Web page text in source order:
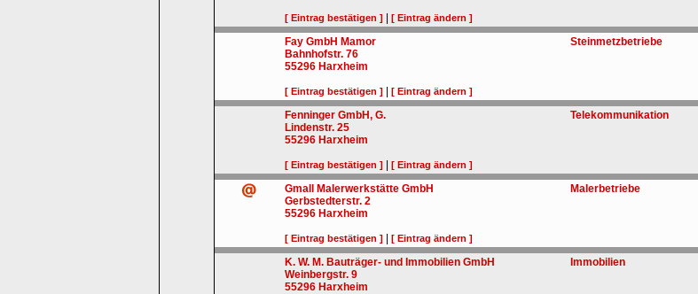
[ Eintrag bestätigen ] [ Eintrag ändern ]
Fay GmbH Mamor
Bahnhofstr. 76
55296 Harxheim
[ Eintrag bestätigen ] [ Eintrag ändern ]
Steinmetzbetriebe
Fenninger GmbH, G.
Lindenstr. 25
55296 Harxheim
[ Eintrag bestätigen ] [ Eintrag ändern ]
Telekommunikation
Gmall Malerwerkstätte GmbH
Gerbstedterstr. 2
55296 Harxheim
[ Eintrag bestätigen ] [ Eintrag ändern ]
Malerbetriebe
K. W. M. Bauträger- und Immobilien GmbH
Weinbergstr. 9
55296 Harxheim
Immobilien